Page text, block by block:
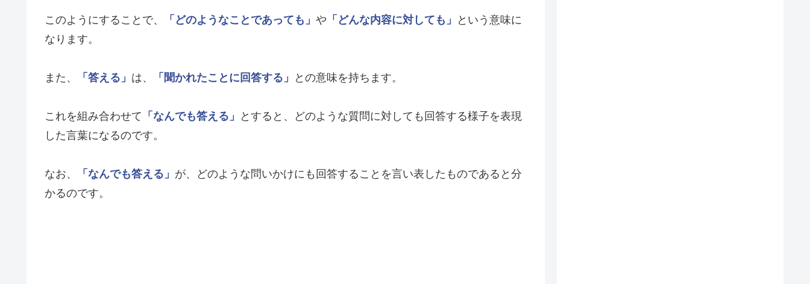
このようにすることで、 「どのようなことであっても」 や 「どんな内容に対しても」
という意味に
なります。
また、 「答える」 は、 「聞かれたことに回答する」 との意味を持ちます。
これを組み合わせて 「なんでも答える」
とすると、どのような質問に対しても回答する様子を表現
した言葉になるのです。
なお、 「なんでも答える」 が、どのような問いかけにも回答することを言い表したものであると分
かるのです。